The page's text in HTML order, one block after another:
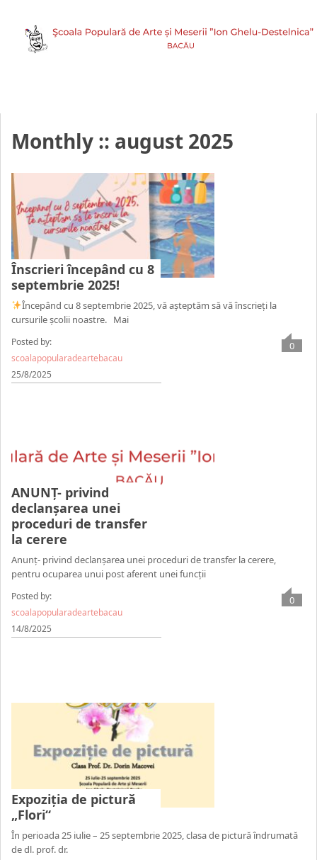
Monthly :: august 2025
Înscrieri începând cu 8
septembrie 2025!
Începând cu 8 septembrie 2025, vă așteptăm să vă înscrieți la
cursurile școlii noastre. Mai
Posted by:
scoalapopularadeartebacau
25/8/2025
0
ANUNȚ- privind
declanșarea unei
proceduri de transfer
la cerere
Anunț- privind declanșarea unei proceduri de transfer la cerere,
pentru ocuparea unui post aferent unei funcții
Posted by:
scoalapopularadeartebacau
14/8/2025
0
Expoziția de pictură
„Flori“
În perioada 25 iulie – 25 septembrie 2025, clasa de pictură îndrumată
de dl. prof. dr.